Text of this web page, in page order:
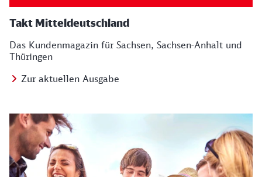
Takt Mitteldeutschland
Das Kundenmagazin für Sachsen, Sachsen-Anhalt und
Thüringen
Zur aktuellen Ausgabe